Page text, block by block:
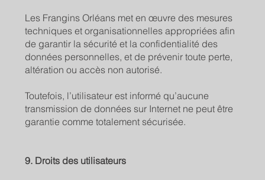
Les Frangins Orléans met en œuvre des mesures
techniques et organisationnelles appropriées afin
de garantir la sécurité et la confidentialité des
données personnelles, et de prévenir toute perte,
altération ou accès non autorisé.
Toutefois, l’utilisateur est informé qu’aucune
transmission de données sur Internet ne peut être
garantie comme totalement sécurisée.
9. Droits des utilisateurs